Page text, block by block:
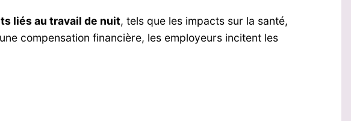
liés au travail de nuit, tels que les impacts sur la santé,
compensation financière, les employeurs incitent les